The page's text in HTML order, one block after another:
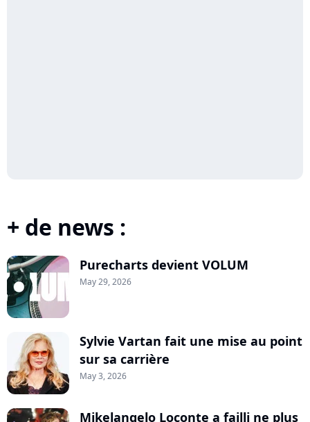
+ de news :
Purecharts devient VOLUM
May 29, 2026
Sylvie Vartan fait une mise au point
sur sa carrière
May 3, 2026
Mikelangelo Loconte a failli ne plus